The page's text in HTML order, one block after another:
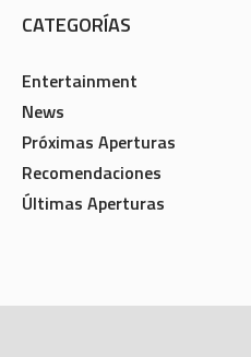
CATEGORÍAS
Entertainment
News
Próximas Aperturas
Recomendaciones
Últimas Aperturas